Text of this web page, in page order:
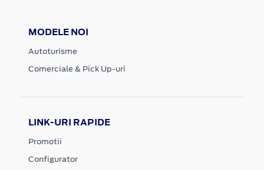
MODELE NOI
Autoturisme
Comerciale & Pick Up-uri
LINK-URI RAPIDE
Promotii
Configurator